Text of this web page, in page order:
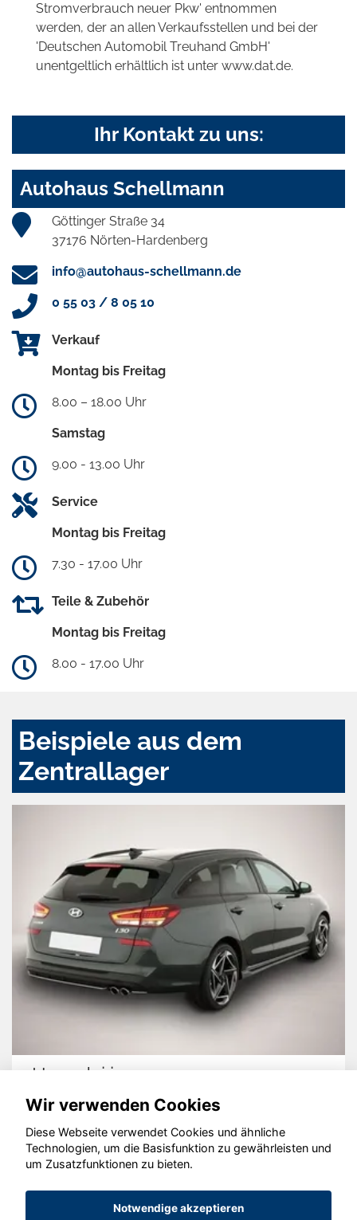
Stromverbrauch neuer Pkw' entnommen
werden, der an allen Verkaufsstellen und bei der
'Deutschen Automobil Treuhand GmbH'
unentgeltlich erhältlich ist unter www.dat.de.
Ihr Kontakt zu uns:
Autohaus Schellmann
Göttinger Straße 34
37176 Nörten-Hardenberg
info@autohaus-schellmann.de
0 55 03 / 8 05 10
Verkauf
Montag bis Freitag
8.00 – 18.00 Uhr
Samstag
9.00 - 13.00 Uhr
Service
Montag bis Freitag
7.30 - 17.00 Uhr
Teile & Zubehör
Montag bis Freitag
8.00 - 17.00 Uhr
Beispiele aus dem
Zentrallager
Hyundai i30
© konjunkturmotor.de GmbH 2020 - 2026
Wir verwenden Cookies
Diese Webseite verwendet Cookies und ähnliche
Technologien, um die Basisfunktion zu gewährleisten und
um Zusatzfunktionen zu bieten.
Notwendige akzeptieren